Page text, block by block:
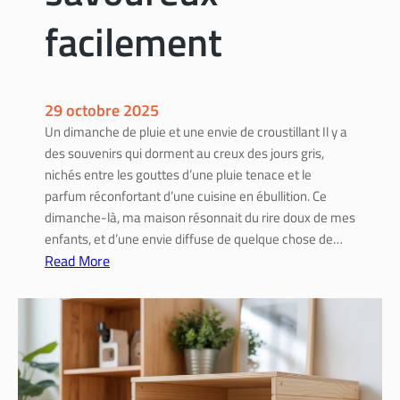
i
u
r
p
r
a
t
i
u
e
e
t
d
u
facilement
29 octobre 2025
Un dimanche de pluie et une envie de croustillant Il y a
des souvenirs qui dorment au creux des jours gris,
nichés entre les gouttes d’une pluie tenace et le
parfum réconfortant d’une cuisine en ébullition. Ce
dimanche-là, ma maison résonnait du rire doux de mes
enfants, et d’une envie diffuse de quelque chose de…
Read More
C
o
m
m